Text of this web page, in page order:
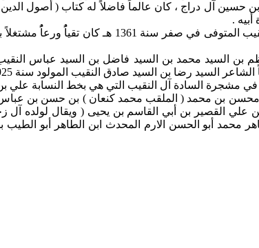
.
السيد رضا بن السيد صادق النقيب المولود سنة 1925 م .
مشجرة السادة آل النقيب التي هي بخط النسابة علي بن
محمد ( الملقب محمد كنعان ) بن حسن بن عباس بن
علي القصير بن أبي القاسم بن يحيى ( ويقال لولده
محمد أبو الحسن الارم المحدث ابن الطاهر أبو